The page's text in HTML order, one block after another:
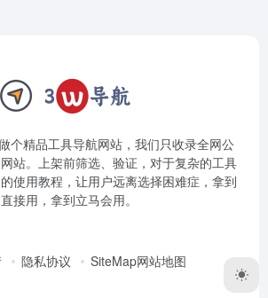
个精品工具导航网站，我们只收录全网公
站。上架前筛选、验证，对于复杂的工具
使用教程，让用户远离选择困难症，拿到
直接用，拿到立马会用。
隐私协议 SiteMap网站地图